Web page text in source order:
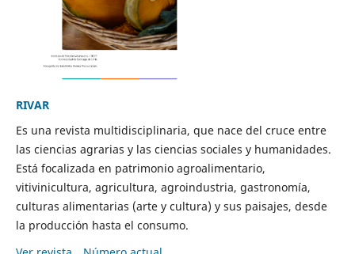
RIVAR
Es una revista multidisciplinaria, que nace del cruce entre
las ciencias agrarias y las ciencias sociales y humanidades.
Está focalizada en patrimonio agroalimentario,
vitivinicultura, agricultura, agroindustria, gastronomía,
culturas alimentarias (arte y cultura) y sus paisajes, desde
la producción hasta el consumo.